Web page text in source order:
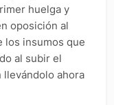
huelga y
oposición al
los insumos que
al subir el
llevándolo ahora